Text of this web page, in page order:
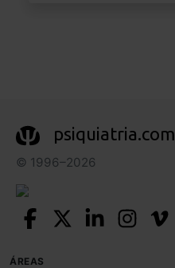
psiquiatria.com
© 1996–2026
ÁREAS